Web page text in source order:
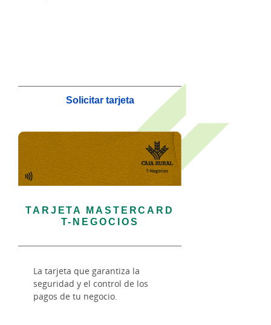
Solicitar tarjeta
TARJETA MASTERCARD
T-NEGOCIOS
La tarjeta que garantiza la
seguridad y el control de los
pagos de tu negocio.